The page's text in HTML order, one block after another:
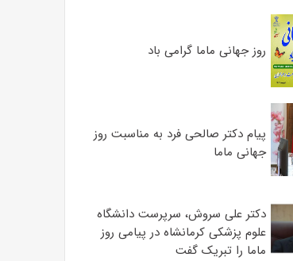
روز جهانی ماما گرامی باد
پیام دکتر صالحی فرد به مناسبت روز
جهانی ماما
دکتر علی سروش، سرپرست دانشگاه
علوم پزشکی کرمانشاه در پیامی روز
ماما را تبریک گفت